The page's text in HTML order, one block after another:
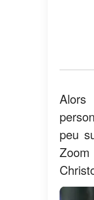
Alors
peu
Zoom